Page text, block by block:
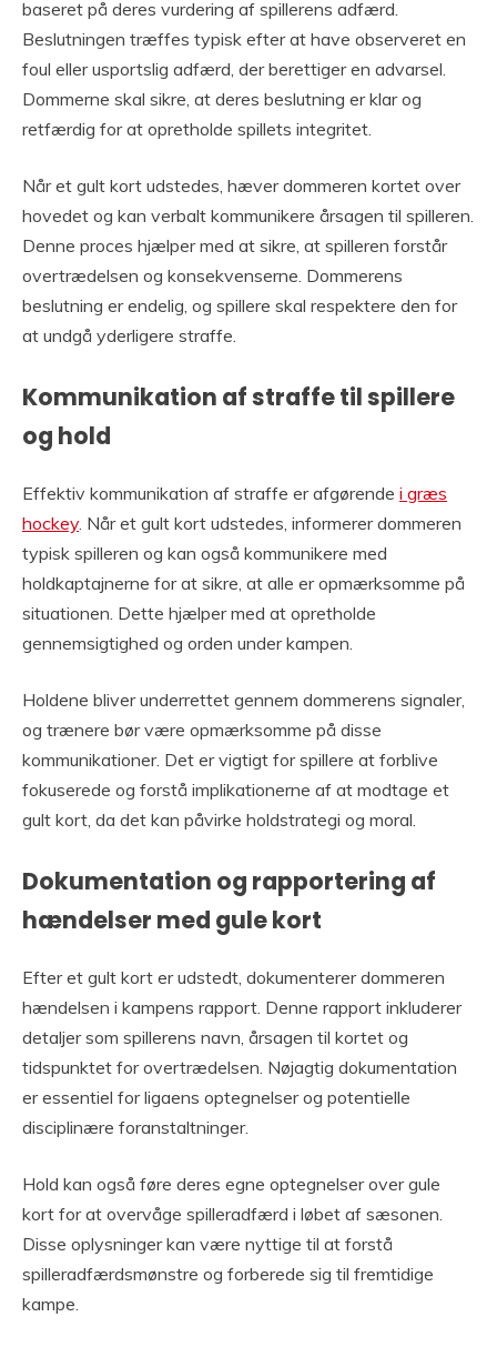
baseret på deres vurdering af spillerens adfærd.
Beslutningen træffes typisk efter at have observeret en
foul eller usportslig adfærd, der berettiger en advarsel.
Dommerne skal sikre, at deres beslutning er klar og
retfærdig for at opretholde spillets integritet.
Når et gult kort udstedes, hæver dommeren kortet over
hovedet og kan verbalt kommunikere årsagen til spilleren.
Denne proces hjælper med at sikre, at spilleren forstår
overtrædelsen og konsekvenserne. Dommerens
beslutning er endelig, og spillere skal respektere den for
at undgå yderligere straffe.
Kommunikation af straffe til spillere
og hold
Effektiv kommunikation af straffe er afgørende i græs
hockey. Når et gult kort udstedes, informerer dommeren
typisk spilleren og kan også kommunikere med
holdkaptajnerne for at sikre, at alle er opmærksomme på
situationen. Dette hjælper med at opretholde
gennemsigtighed og orden under kampen.
Holdene bliver underrettet gennem dommerens signaler,
og trænere bør være opmærksomme på disse
kommunikationer. Det er vigtigt for spillere at forblive
fokuserede og forstå implikationerne af at modtage et
gult kort, da det kan påvirke holdstrategi og moral.
Dokumentation og rapportering af
hændelser med gule kort
Efter et gult kort er udstedt, dokumenterer dommeren
hændelsen i kampens rapport. Denne rapport inkluderer
detaljer som spillerens navn, årsagen til kortet og
tidspunktet for overtrædelsen. Nøjagtig dokumentation
er essentiel for ligaens optegnelser og potentielle
disciplinære foranstaltninger.
Hold kan også føre deres egne optegnelser over gule
kort for at overvåge spilleradfærd i løbet af sæsonen.
Disse oplysninger kan være nyttige til at forstå
spilleradfærdsmønstre og forberede sig til fremtidige
kampe.